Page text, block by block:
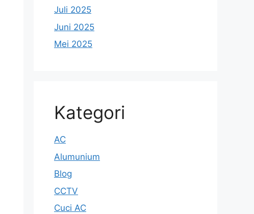
Juli 2025
Juni 2025
Mei 2025
Kategori
AC
Alumunium
Blog
CCTV
Cuci AC